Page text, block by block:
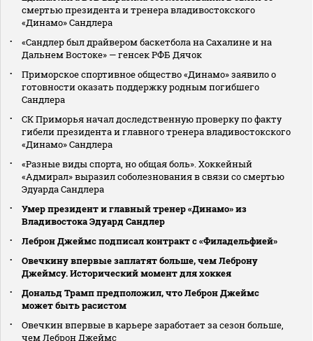
смертью президента и тренера владивостокского
«Динамо» Сандлера
«Сандлер был драйвером баскетбола на Сахалине и на
Дальнем Востоке» — генсек РФБ Дячок
Приморское спортивное общество «Динамо» заявило о
готовности оказать поддержку родным погибшего
Сандлера
СК Приморья начал доследственную проверку по факту
гибели президента и главного тренера владивостокского
«Динамо» Сандлера
«Разные виды спорта, но общая боль». Хоккейный
«Адмирал» выразил соболезнования в связи со смертью
Эдуарда Сандлера
Умер президент и главный тренер «Динамо» из
Владивостока Эдуард Сандлер
Леброн Джеймс подписал контракт с «Филадельфией»
Овечкину впервые заплатят больше, чем Леброну
Джеймсу. Исторический момент для хоккея
Дональд Трамп предположил, что Леброн Джеймс
может быть расистом
Овечкин впервые в карьере заработает за сезон больше,
чем Леброн Джеймс